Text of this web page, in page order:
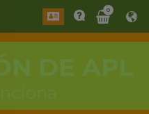
0
DE APL